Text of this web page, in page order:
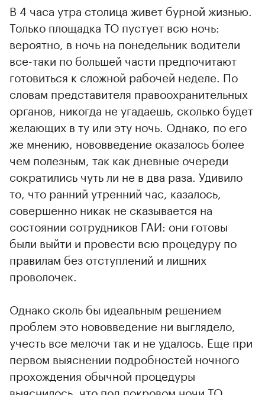
В 4 часа утра столица живет бурной жизнью.
Только площадка ТО пустует всю ночь:
вероятно, в ночь на понедельник водители
все-таки по большей части предпочитают
готовиться к сложной рабочей неделе. По
словам представителя правоохранительных
органов, никогда не угадаешь, сколько будет
желающих в ту или эту ночь. Однако, по его
же мнению, нововведение оказалось более
чем полезным, так как дневные очереди
сократились чуть ли не в два раза. Удивило
то, что ранний утренний час, казалось,
совершенно никак не сказывается на
состоянии сотрудников ГАИ: они готовы
были выйти и провести всю процедуру по
правилам без отступлений и лишних
проволочек.
Однако сколь бы идеальным решением
проблем это нововведение ни выглядело,
учесть все мелочи так и не удалось. Еще при
первом выяснении подробностей ночного
прохождения обычной процедуры
выяснилось, что под покровом ночи ТО